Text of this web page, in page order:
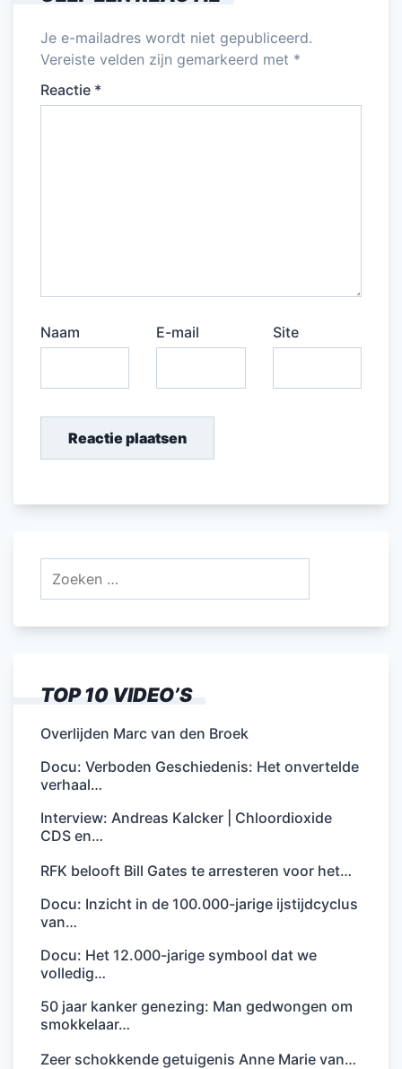
Je e-mailadres wordt niet gepubliceerd.
Vereiste velden zijn gemarkeerd met *
Reactie *
Naam E-mail Site
TOP 10 VIDEO’S
Overlijden Marc van den Broek
Docu: Verboden Geschiedenis: Het onvertelde
verhaal…
Interview: Andreas Kalcker | Chloordioxide
CDS en…
RFK belooft Bill Gates te arresteren voor het…
Docu: Inzicht in de 100.000-jarige ijstijdcyclus
van…
Docu: Het 12.000-jarige symbool dat we
volledig…
50 jaar kanker genezing: Man gedwongen om
smokkelaar…
Zeer schokkende getuigenis Anne Marie van…